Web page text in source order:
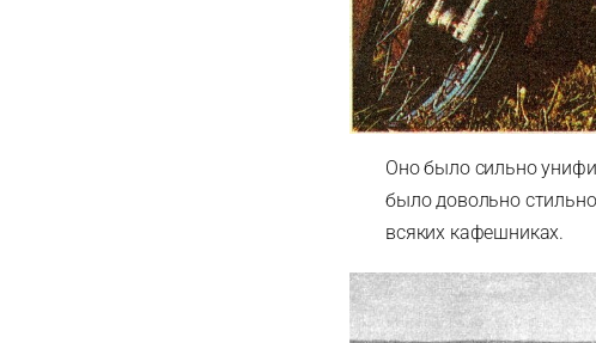
Оно было сильно
было довольно
всяких кафешниках.